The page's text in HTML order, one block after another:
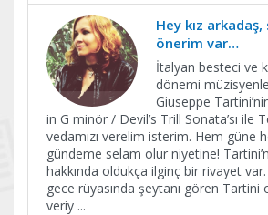
Hey kız
önerim var…
İtalyan besteci ve
dönemi
Giuseppe
in G minör / Devil’s Trill Sonata’sı ile
vedamızı verelim isterim. Hem güne
gündeme selam olur niyetine!
hakkında oldukça ilginç bir rivayet
gece rüyasında şeytanı gören Tartini
veriy ...